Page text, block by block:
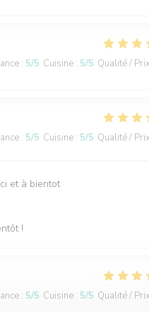
: 5/5 Cuisine : 5/5 Qualité / Prix
: 5/5 Cuisine : 5/5 Qualité / Prix
et à bientot
!
: 5/5 Cuisine : 5/5 Qualité / Prix